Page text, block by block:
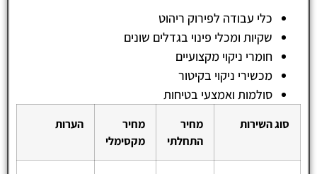
כלי עבודה לפירוק ריהוט
שקיות ומכלי פינוי בגדלים שונים
חומרי ניקוי מקצועיים
מכשירי ניקוי בקיטור
סולמות ואמצעי בטיחות
סוג השירות
מחיר
התחלתי
מחיר
מקסימלי
הערות